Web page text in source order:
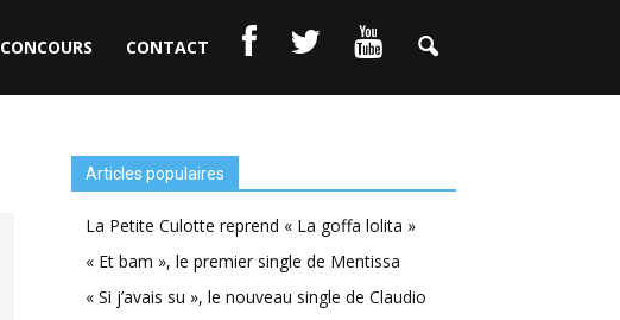
CONCOURS CONTACT
Articles populaires
La Petite Culotte reprend « La goffa lolita »
« Et bam », le premier single de Mentissa
« Si j’avais su », le nouveau single de Claudio